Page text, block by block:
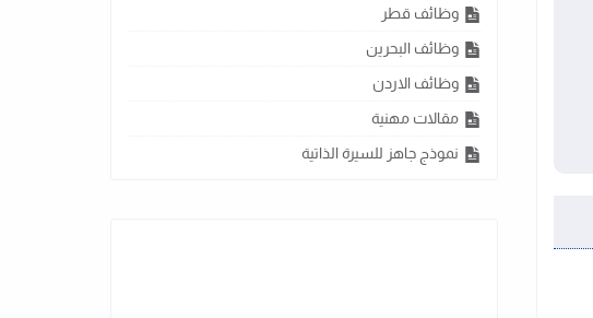
وظائف قطر
وظائف البحرين
وظائف الاردن
مقالات مهنية
نموذج جاهز للسيرة الذاتية